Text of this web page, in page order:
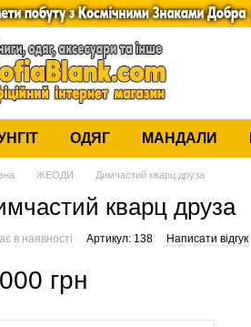
ОДЯГ МАНДАЛИ
ЖЕОДИ Димчастий кварц друза
кварц друза
в наявності Артикул: 138 Написати відгук
грн